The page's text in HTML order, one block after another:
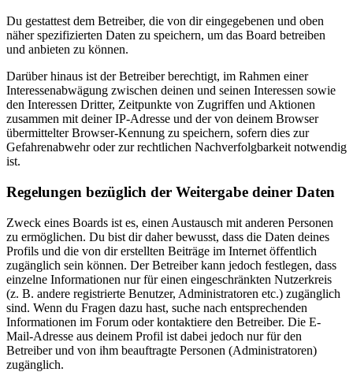
Du gestattest dem Betreiber, die von dir eingegebenen und oben
näher spezifizierten Daten zu speichern, um das Board betreiben
und anbieten zu können.
Darüber hinaus ist der Betreiber berechtigt, im Rahmen einer
Interessenabwägung zwischen deinen und seinen Interessen sowie
den Interessen Dritter, Zeitpunkte von Zugriffen und Aktionen
zusammen mit deiner IP-Adresse und der von deinem Browser
übermittelter Browser-Kennung zu speichern, sofern dies zur
Gefahrenabwehr oder zur rechtlichen Nachverfolgbarkeit notwendig
ist.
Regelungen bezüglich der Weitergabe deiner Daten
Zweck eines Boards ist es, einen Austausch mit anderen Personen
zu ermöglichen. Du bist dir daher bewusst, dass die Daten deines
Profils und die von dir erstellten Beiträge im Internet öffentlich
zugänglich sein können. Der Betreiber kann jedoch festlegen, dass
einzelne Informationen nur für einen eingeschränkten Nutzerkreis
(z. B. andere registrierte Benutzer, Administratoren etc.) zugänglich
sind. Wenn du Fragen dazu hast, suche nach entsprechenden
Informationen im Forum oder kontaktiere den Betreiber. Die E-
Mail-Adresse aus deinem Profil ist dabei jedoch nur für den
Betreiber und von ihm beauftragte Personen (Administratoren)
zugänglich.